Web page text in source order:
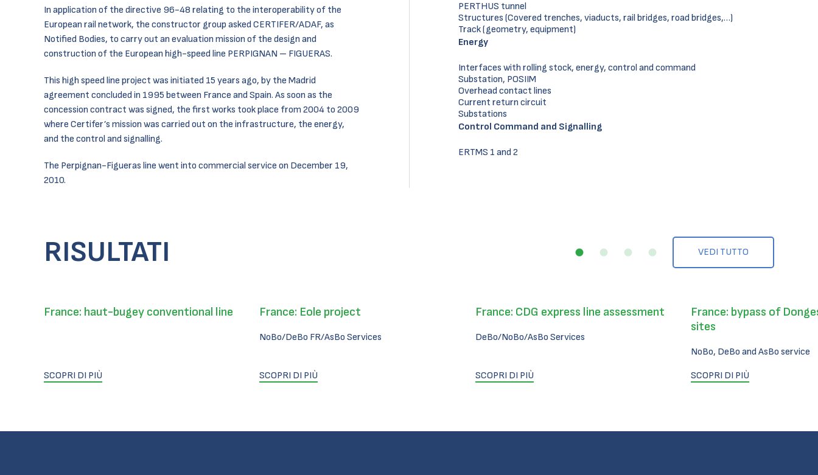
In application of the directive 96-48 relating to the interoperability of the
European rail network, the constructor group asked CERTIFER/ADAF, as
Notified Bodies, to carry out an evaluation mission of the design and
construction of the European high-speed line PERPIGNAN – FIGUERAS.
This high speed line project was initiated 15 years ago, by the Madrid
agreement concluded in 1995 between France and Spain. As soon as the
concession contract was signed, the first works took place from 2004 to 2009
where Certifer’s mission was carried out on the infrastructure, the energy,
and the control and signalling.
The Perpignan-Figueras line went into commercial service on December 19,
2010.
PERTHUS tunnel
Structures (Covered trenches, viaducts, rail bridges, road bridges,…)
Track (geometry, equipment)
Energy
Interfaces with rolling stock, energy, control and command
Substation, POSIIM
Overhead contact lines
Current return circuit
Substations
Control Command and Signalling
ERTMS 1 and 2
RISULTATI VEDI TUTTO
France: haut-bugey conventional line
SCOPRI DI PIÙ
France: Eole project
NoBo/DeBo FR/AsBo Services
SCOPRI DI PIÙ
France: CDG express line assessment
DeBo/NoBo/AsBo Services
SCOPRI DI PIÙ
France: bypass of
sites
NoBo, DeBo and AsBo service
SCOPRI DI PIÙ